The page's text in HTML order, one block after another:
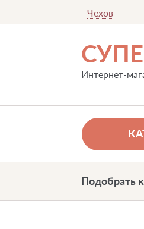
Чехов
Интернет-
Подобрать